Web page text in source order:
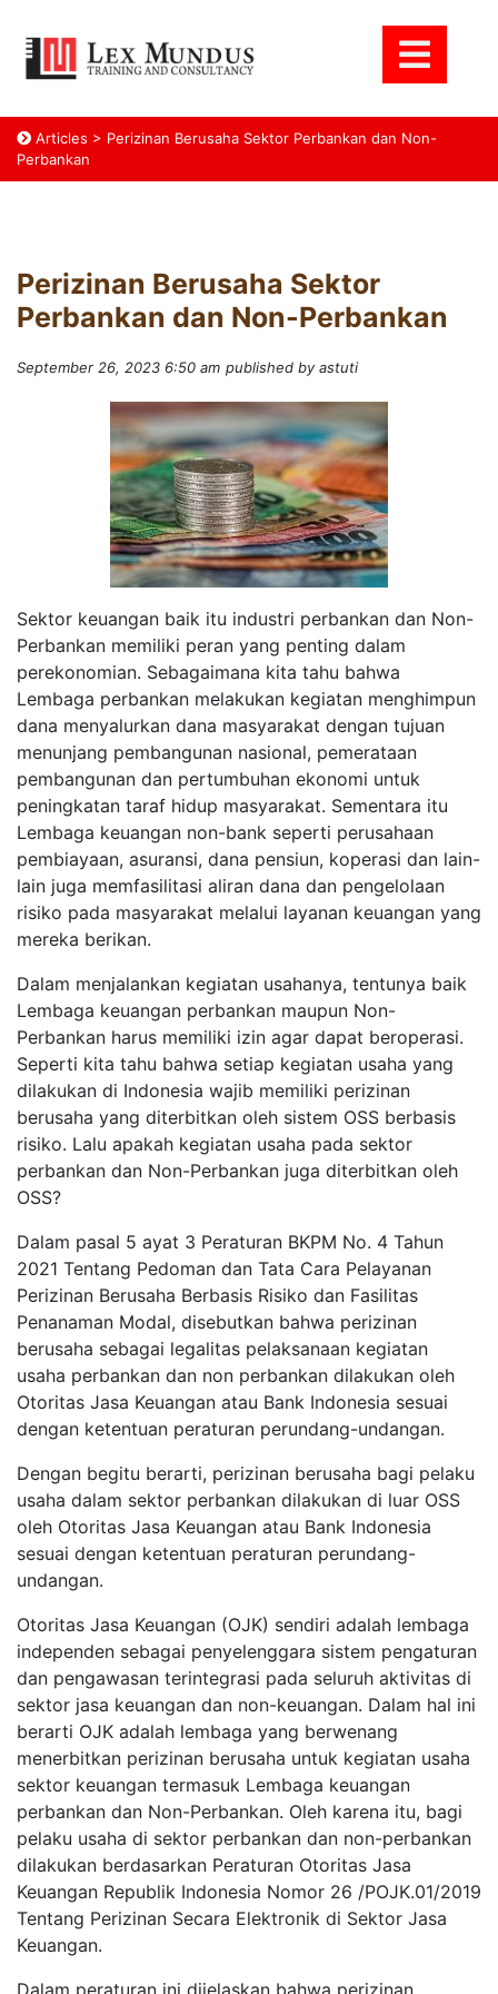
Articles > Perizinan Berusaha Sektor Perbankan dan Non-
Perbankan
Perizinan Berusaha Sektor
Perbankan dan Non-Perbankan
September 26, 2023 6:50 am published by astuti
Sektor keuangan baik itu industri perbankan dan Non-
Perbankan memiliki peran yang penting dalam
perekonomian. Sebagaimana kita tahu bahwa
Lembaga perbankan melakukan kegiatan menghimpun
dana menyalurkan dana masyarakat dengan tujuan
menunjang pembangunan nasional, pemerataan
pembangunan dan pertumbuhan ekonomi untuk
peningkatan taraf hidup masyarakat. Sementara itu
Lembaga keuangan non-bank seperti perusahaan
pembiayaan, asuransi, dana pensiun, koperasi dan lain-
lain juga memfasilitasi aliran dana dan pengelolaan
risiko pada masyarakat melalui layanan keuangan yang
mereka berikan.
Dalam menjalankan kegiatan usahanya, tentunya baik
Lembaga keuangan perbankan maupun Non-
Perbankan harus memiliki izin agar dapat beroperasi.
Seperti kita tahu bahwa setiap kegiatan usaha yang
dilakukan di Indonesia wajib memiliki perizinan
berusaha yang diterbitkan oleh sistem OSS berbasis
risiko. Lalu apakah kegiatan usaha pada sektor
perbankan dan Non-Perbankan juga diterbitkan oleh
OSS?
Dalam pasal 5 ayat 3 Peraturan BKPM No. 4 Tahun
2021 Tentang Pedoman dan Tata Cara Pelayanan
Perizinan Berusaha Berbasis Risiko dan Fasilitas
Penanaman Modal, disebutkan bahwa perizinan
berusaha sebagai legalitas pelaksanaan kegiatan
usaha perbankan dan non perbankan dilakukan oleh
Otoritas Jasa Keuangan atau Bank Indonesia sesuai
dengan ketentuan peraturan perundang-undangan.
Dengan begitu berarti, perizinan berusaha bagi pelaku
usaha dalam sektor perbankan dilakukan di luar OSS
oleh Otoritas Jasa Keuangan atau Bank Indonesia
sesuai dengan ketentuan peraturan perundang-
undangan.
Otoritas Jasa Keuangan (OJK) sendiri adalah lembaga
independen sebagai penyelenggara sistem pengaturan
dan pengawasan terintegrasi pada seluruh aktivitas di
sektor jasa keuangan dan non-keuangan. Dalam hal ini
berarti OJK adalah lembaga yang berwenang
menerbitkan perizinan berusaha untuk kegiatan usaha
sektor keuangan termasuk Lembaga keuangan
perbankan dan Non-Perbankan. Oleh karena itu, bagi
pelaku usaha di sektor perbankan dan non-perbankan
dilakukan berdasarkan Peraturan Otoritas Jasa
Keuangan Republik Indonesia Nomor 26 /POJK.01/2019
Tentang Perizinan Secara Elektronik di Sektor Jasa
Keuangan.
Dalam peraturan ini dijelaskan bahwa perizinan